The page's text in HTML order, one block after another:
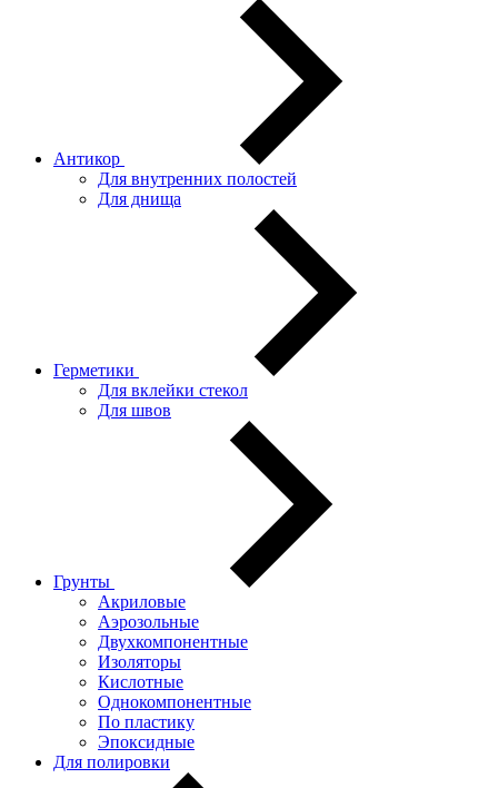
Антикор
Для внутренних полостей
Для днища
Герметики
Для вклейки стекол
Для швов
Грунты
Акриловые
Аэрозольные
Двухкомпонентные
Изоляторы
Кислотные
Однокомпонентные
По пластику
Эпоксидные
Для полировки